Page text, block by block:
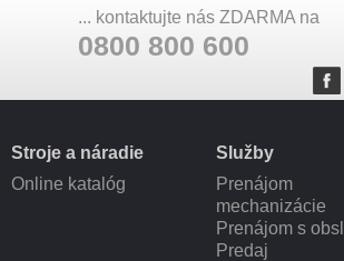
... kontaktujte nás ZDARMA na
0800 800 600
Stroje a náradie
Online katalóg
Služby
Prenájom
mechanizácie
Prenájom s
Predaj